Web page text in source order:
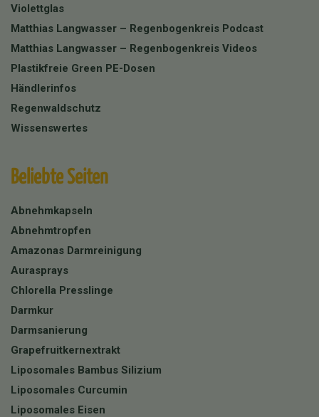
Violettglas
Matthias Langwasser – Regenbogenkreis Podcast
Matthias Langwasser – Regenbogenkreis Videos
Plastikfreie Green PE-Dosen
Händlerinfos
Regenwaldschutz
Wissenswertes
Beliebte Seiten
Abnehmkapseln
Abnehmtropfen
Amazonas Darmreinigung
Aurasprays
Chlorella Presslinge
Darmkur
Darmsanierung
Grapefruitkernextrakt
Liposomales Bambus Silizium
Liposomales Curcumin
Liposomales Eisen